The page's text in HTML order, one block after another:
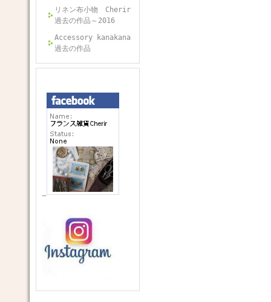
リネン布小物 Cherir
過去の作品～2016
Accessory kanakana
過去の作品